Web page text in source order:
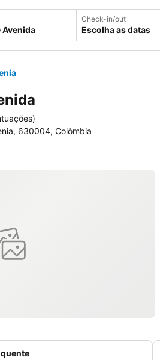
Check-in/out
Escolha as datas
)
630004, Colômbia